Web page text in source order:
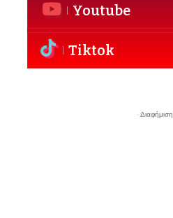
Youtube
Tiktok
-